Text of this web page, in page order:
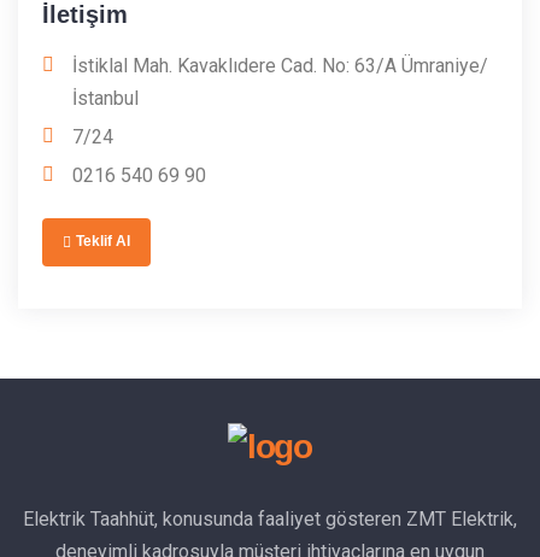
İletişim
İstiklal Mah. Kavaklıdere Cad. No: 63/A Ümraniye/
İstanbul
7/24
0216 540 69 90
Teklif Al
Elektrik Taahhüt, konusunda faaliyet gösteren ZMT Elektrik,
deneyimli kadrosuyla müşteri ihtiyaçlarına en uygun